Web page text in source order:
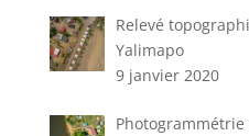
Relevé
Yalimapo
9 janvier 2020